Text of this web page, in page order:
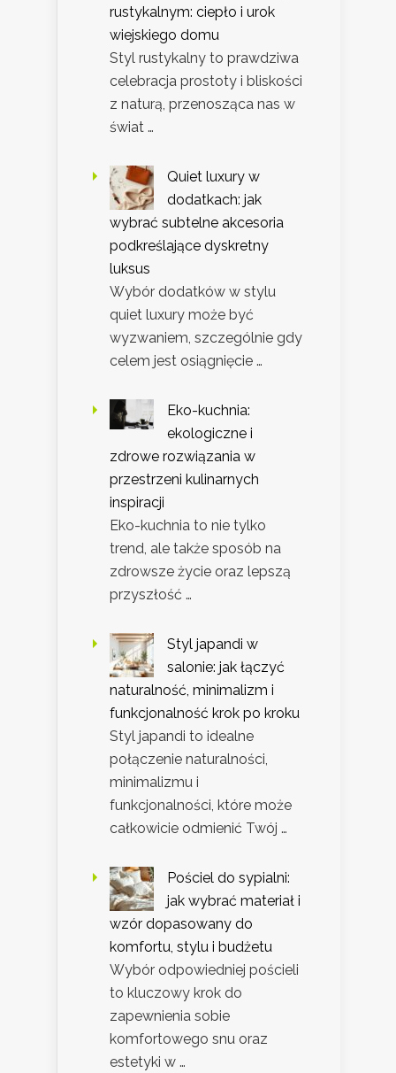
rustykalnym: ciepło i urok
wiejskiego domu
Styl rustykalny to prawdziwa
celebracja prostoty i bliskości
z naturą, przenosząca nas w
świat …
Quiet luxury w
dodatkach: jak
wybrać subtelne akcesoria
podkreślające dyskretny
luksus
Wybór dodatków w stylu
quiet luxury może być
wyzwaniem, szczególnie gdy
celem jest osiągnięcie …
Eko-kuchnia:
ekologiczne i
zdrowe rozwiązania w
przestrzeni kulinarnych
inspiracji
Eko-kuchnia to nie tylko
trend, ale także sposób na
zdrowsze życie oraz lepszą
przyszłość …
Styl japandi w
salonie: jak łączyć
naturalność, minimalizm i
funkcjonalność krok po kroku
Styl japandi to idealne
połączenie naturalności,
minimalizmu i
funkcjonalności, które może
całkowicie odmienić Twój …
Pościel do sypialni:
jak wybrać materiał i
wzór dopasowany do
komfortu, stylu i budżetu
Wybór odpowiedniej pościeli
to kluczowy krok do
zapewnienia sobie
komfortowego snu oraz
estetyki w …